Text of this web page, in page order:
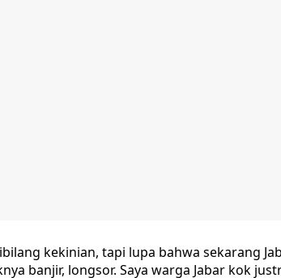
kekinian, tapi lupa bahwa sekarang
banjir, longsor. Saya warga Jabar kok